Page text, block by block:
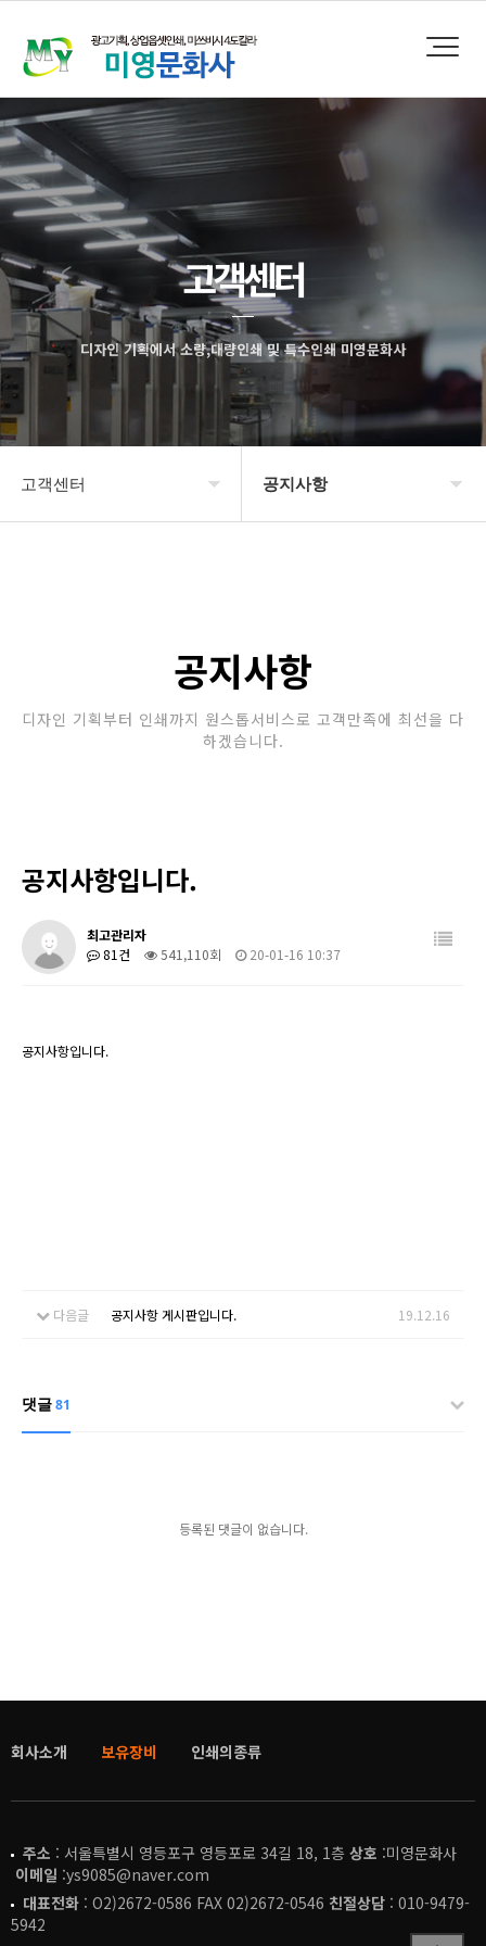
고객센터
디자인 기획에서 소량,대량인쇄 및 특수인쇄 미영문화사
고객센터 공지사항
공지사항
디자인 기획부터 인쇄까지 원스톱서비스로 고객만족에 최선을 다
하겠습니다.
공지사항입니다.
최고관리자
81건
541,110회 20-01-16 10:37
공지사항입니다.
다음글 공지사항 게시판입니다. 19.12.16
댓글81
등록된 댓글이 없습니다.
회사소개 보유장비 인쇄의종류
주소 : 서울특별시 영등포구 영등포로 34길 18, 1층 상호 :미영문화사
이메일 :ys9085@naver.com
대표전화 : O2)2672-0586 FAX 02)2672-0546 친절상담 : 010-9479-
5942